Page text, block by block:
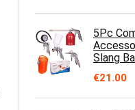
5Pc
Slang
€21.00